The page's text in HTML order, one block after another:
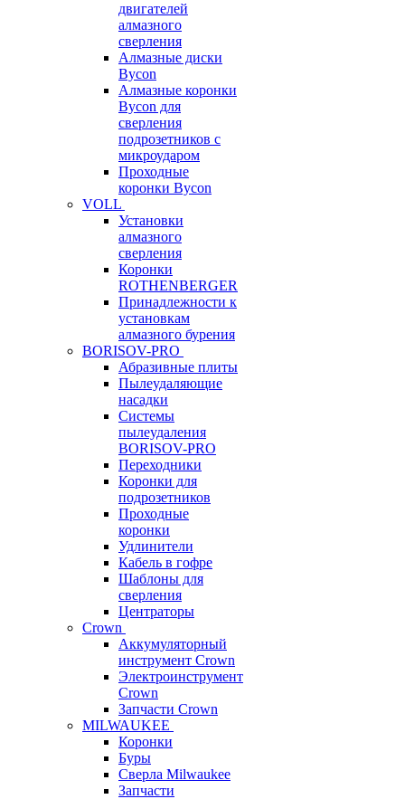
двигателей
алмазного
сверления
Алмазные диски
Bycon
Алмазные коронки
Bycon для
сверления
подрозетников с
микроударом
Проходные
коронки Bycon
VOLL
Установки
алмазного
сверления
Коронки
ROTHENBERGER
Принадлежности к
установкам
алмазного бурения
BORISOV-PRO
Абразивные плиты
Пылеудаляющие
насадки
Системы
пылеудаления
BORISOV-PRO
Переходники
Коронки для
подрозетников
Проходные
коронки
Удлинители
Кабель в гофре
Шаблоны для
сверления
Центраторы
Crown
Аккумуляторный
инструмент Crown
Электроинструмент
Crown
Запчасти Crown
MILWAUKEE
Коронки
Буры
Сверла Milwaukee
Запчасти